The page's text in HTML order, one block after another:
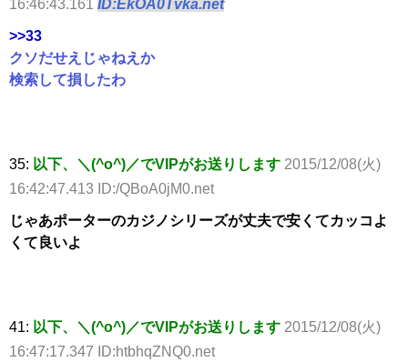
16:46:43.161 ID:EkOA0Tvka.net
>>33
クソだせえじゃねえか
検索して損したわ
35: 以下、＼(^o^)／でVIPがお送りします 2015/12/08(火)
16:42:47.413 ID:/QBoA0jM0.net
じゃあポーターのカジノシリーズが丈夫で安くてカッコよ
くて良いよ
41: 以下、＼(^o^)／でVIPがお送りします 2015/12/08(火)
16:47:17.347 ID:htbhqZNQ0.net